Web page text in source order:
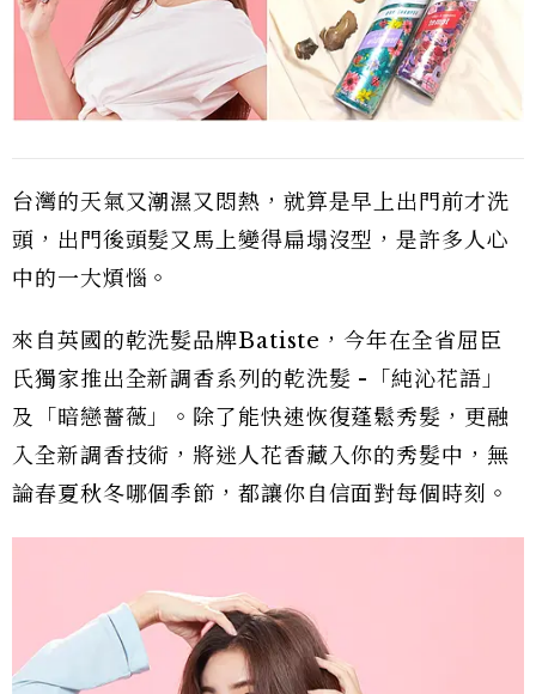
台灣的天氣又潮濕又悶熱，就算是早上出門前才洗
頭，出門後頭髮又馬上變得扁塌沒型，是許多人心
中的一大煩惱。
來自英國的乾洗髮品牌Batiste，今年在全省屈臣
氏獨家推出全新調香系列的乾洗髮 -「純沁花語」
及「暗戀薔薇」。除了能快速恢復蓬鬆秀髮，更融
入全新調香技術，將迷人花香藏入你的秀髮中，無
論春夏秋冬哪個季節，都讓你自信面對每個時刻。